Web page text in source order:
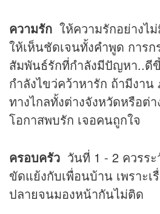
ความรัก ให้ความรักอย่างไ
ให้เห็นชัดเจนทั้งคำพูด การก
สัมพันธ์รักที่กำลังมีปัญหา..ดี
กำลังไขว่คว้าหารัก ถ้ามีงาน
ทางไกลทั้งต่างจังหวัดหรือต่
โอกาสพบรัก เจอคนถูกใจ
ครอบครัว วันที่ 1 - 2 ควรร
ขัดแย้งกับเพื่อนบ้าน เพราะเ
ปลายจนมองหน้ากันไม่ติด